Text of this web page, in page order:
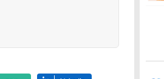
防水、7イ
インチカラーディスプ